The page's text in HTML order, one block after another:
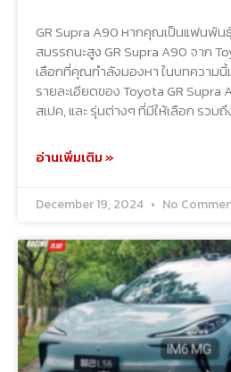
GR Supra A90 หากคุณเป็นแฟนพั
สมรรถนะสูง GR Supra A90 จาก
เลือกที่คุณกำลังมองหา ในบทความ
รายละเอียดของ Toyota GR Supra
สเปค, และ รุ่นต่างๆ ที่มีให้เลือก รวม
อ่านเพิ่มเติม »
December 19, 2024 No